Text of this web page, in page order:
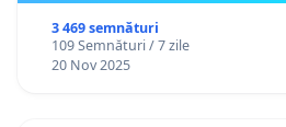
3 469 semnături
109 Semnături / 7 zile
20 Nov 2025